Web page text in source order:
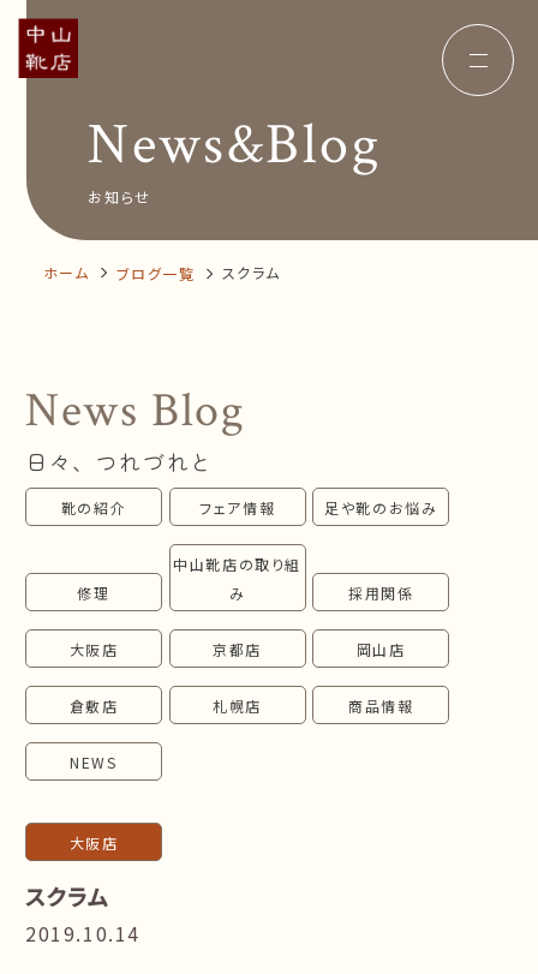
Concept コンセプト
Insole オーダー中敷き
News&Blog
Company
オンラインショップ
お問い合わせ
News&Blog
お知らせ
ホーム ブログ一覧 スクラム
News Blog
日々、つれづれと
靴の紹介 フェア情報 足や靴のお悩み
修理
中山靴店の取り組
み
採用関係
大阪店 京都店 岡山店
倉敷店 札幌店 商品情報
NEWS
大阪店
スクラム
2019.10.14